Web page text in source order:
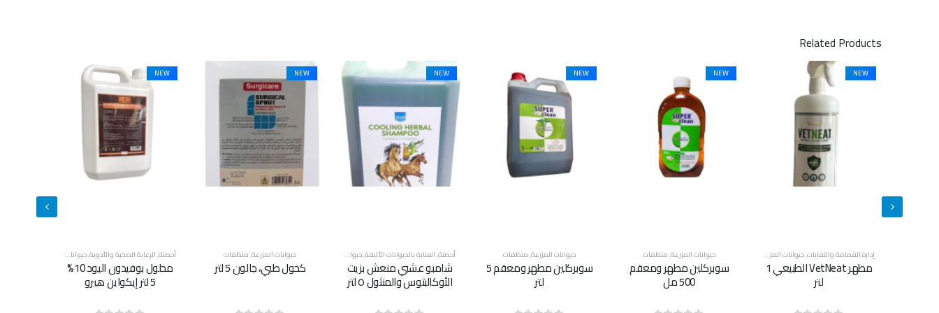
Related Products
منظفات
NEW
حيوانات المزرعة,منظفات
سوبركلين مطهر ومعقم
500 مل
NEW
حيوانات المزرعة,منظفات
سوبركلين مطهر ومعقم 5
لتر
NEW
,العناية بالحيوانات الأليفة,
,منظفات
شامبو عشبي منعش بزيت
الأوكالبتوس والمنثول ٥ لتر
NEW
حيوانات المزرعة,منظفات
كحول طبي، جالون 5 لتر
NEW
,الرعاية الصحية والأدوية,حيوانات المزرعة منظفات
NEW
أحصنة,حيوانات المزرعة,قطط,كلاب,منظفات
شامبو سوبر كلين للحيوانات
الأليفة ٥ لتر